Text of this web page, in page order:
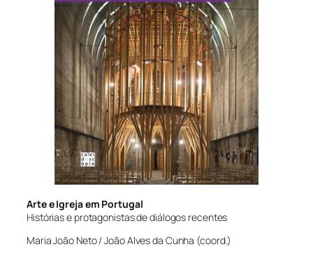
Arte e Igreja em Portugal
Histórias e protagonistas de diálogos recentes
Maria João Neto / João Alves da Cunha (coord.)